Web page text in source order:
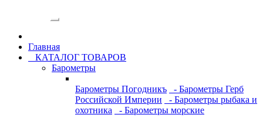
Главная
КАТАЛОГ ТОВАРОВ
Барометры
Барометры Погодникъ
- Барометры Герб
Российской Империи
- Барометры рыбака и
охотника
- Барометры морские